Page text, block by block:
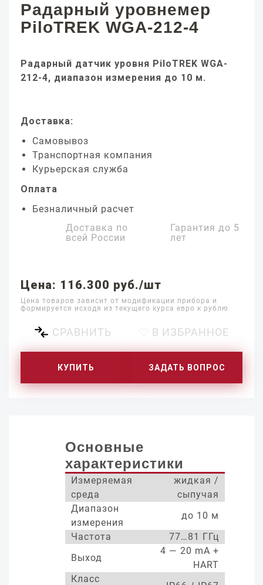
Радарный уровнемер
PiloTREK WGA-212-4
Радарный датчик уровня PiloTREK WGA-
212-4, диапазон измерения до 10 м.
Доставка:
Самовывоз
Транспортная компания
Курьерская служба
Оплата
Безналичный расчет
Доставка по
всей России
Гарантия до 5
лет
Цена: 116.300 руб./шт
Цена товаров зависит от модификации прибора и
формируется исходя из текущего курса евро к рублю
СРАВНИТЬ ♡ В ИЗБРАННОЕ
КУПИТЬ ЗАДАТЬ ВОПРОС
Основные
характеристики
Измеряемая
среда
жидкая /
сыпучая
Диапазон
измерения
до 10 м
Частота
77…81 ГГц
Выход
4 — 20 mA +
HART
Класс